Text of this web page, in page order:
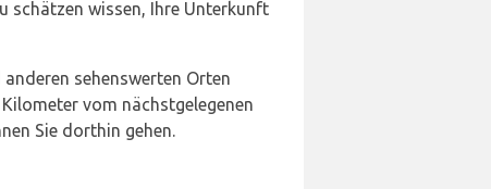
schätzen wissen, Ihre Unterkunft
sehenswerten Orten
vom nächstgelegenen
Sie dorthin gehen.